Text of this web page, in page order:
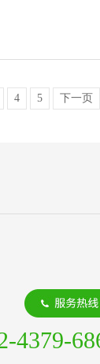
4 5 下一页
4379-